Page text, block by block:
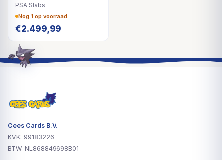
PSA Slabs
Nog 1 op voorraad
€2.499,99
Cees Cards B.V.
KVK: 99183226
BTW: NL868849698B01